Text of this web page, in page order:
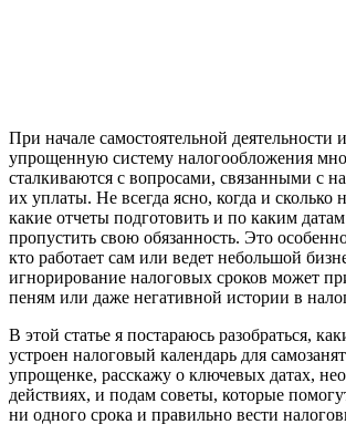
При начале самостоятельной деятельности
упрощенную систему налогообложения
сталкиваются с вопросами, связанными с
их уплаты. Не всегда ясно, когда и сколько
какие отчеты подготовить и по каким
пропустить свою обязанность. Это
кто работает сам или ведет небольшой
игнорирование налоговых сроков может
пеням или даже негативной истории в
В этой статье я постараюсь разобраться,
устроен налоговый календарь для
упрощенке, расскажу о ключевых датах,
действиях, и подам советы, которые
ни одного срока и правильно вести